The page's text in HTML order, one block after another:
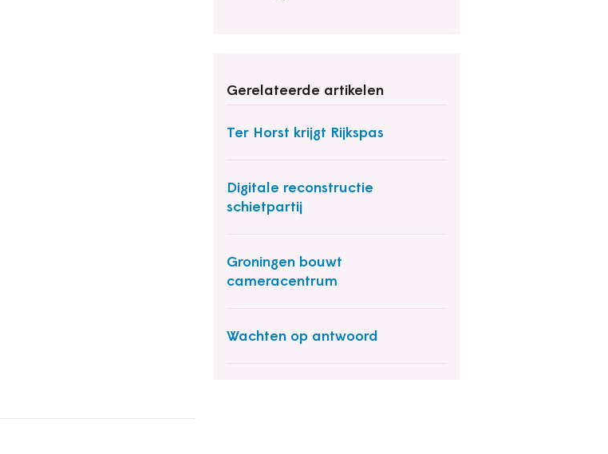
Gerelateerde artikelen
Ter Horst krijgt Rijkspas
Digitale reconstructie
schietpartij
Groningen bouwt
cameracentrum
Wachten op antwoord